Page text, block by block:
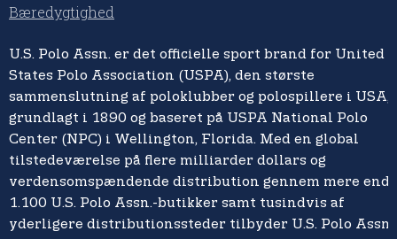
Bæredygtighed
U.S. Polo Assn. er det officielle sport brand for United
States Polo Association (USPA), den største
sammenslutning af poloklubber og polospillere i USA,
grundlagt i 1890 og baseret på USPA National Polo
Center (NPC) i Wellington, Florida. Med en global
tilstedeværelse på flere milliarder dollars og
verdensomspændende distribution gennem mere end
1.100 U.S. Polo Assn.-butikker samt tusindvis af
yderligere distributionssteder tilbyder U.S. Polo Assn.